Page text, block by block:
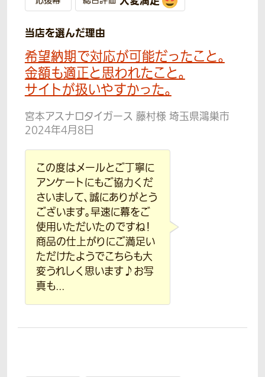
当店を選んだ理由
希望納期で対応が可能だったこと。
金額も適正と思われたこと。
サイトが扱いやすかった。
宮本アスナロタイガース 藤村様 埼玉県鴻巣市
2024年4月8日
この度はメールとご丁寧に
アンケートにもご協力くだ
さいまして、誠にありがとう
ございます。早速に幕をご
使用いただいたのですね！
商品の仕上がりにご満足い
ただけたようでこちらも大
変うれしく思います♪お写
真も...